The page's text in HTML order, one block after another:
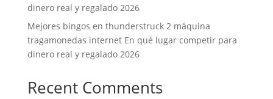
dinero real y regalado 2026
Mejores bingos en thunderstruck 2 máquina
tragamonedas internet En qué lugar competir para
dinero real y regalado 2026
Recent Comments